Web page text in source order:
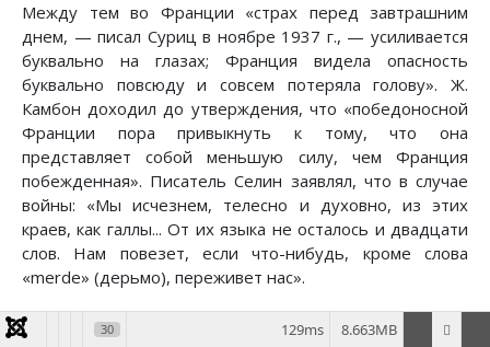
Между тем во Франции «страх перед завтрашним
днем, — писал Суриц в ноябре 1937 г., — усиливается
буквально на глазах; Франция видела опасность
буквально повсюду и совсем потеряла голову». Ж.
Камбон доходил до утверждения, что «победоносной
Франции пора привыкнуть к тому, что она
представляет собой меньшую силу, чем Франция
побежденная». Писатель Селин заявлял, что в случае
войны: «Мы исчезнем, телесно и духовно, из этих
краев, как галлы... От их языка не осталось и двадцати
слов. Нам повезет, если что-нибудь, кроме слова
«merde» (дерьмо), переживет нас».
По поводу реакции французских правящих кругов на
30 8.663MB
129ms